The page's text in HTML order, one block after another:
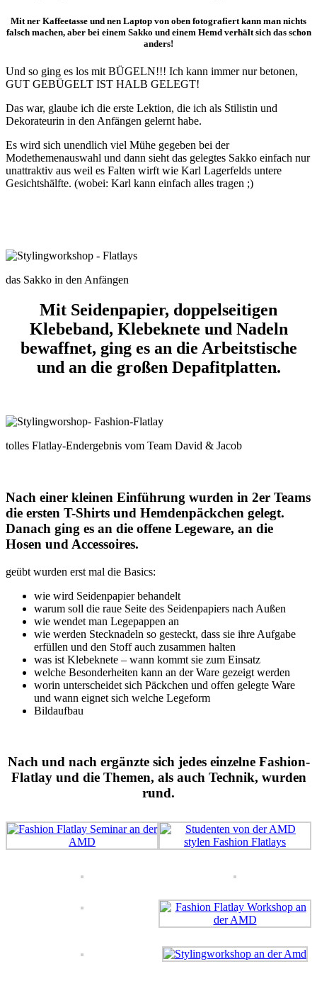
Mit ner Kaffeetasse und nen Laptop von oben fotografiert kann man nichts
falsch machen, aber bei einem Sakko und einem Hemd verhält sich das schon
anders!
Und so ging es los mit BÜGELN!!! Ich kann immer nur betonen,
GUT GEBÜGELT IST HALB GELEGT!
Das war, glaube ich die erste Lektion, die ich als Stilistin und
Dekorateurin in den Anfängen gelernt habe.
Es wird sich unendlich viel Mühe gegeben bei der
Modethemenauswahl und dann sieht das gelegtes Sakko einfach nur
unattraktiv aus weil es Falten wirft wie Karl Lagerfelds untere
Gesichtshälfte. (wobei: Karl kann einfach alles tragen ;)
das Sakko in den Anfängen
Mit Seidenpapier, doppelseitigen
Klebeband, Klebeknete und Nadeln
bewaffnet, ging es an die Arbeitstische
und an die großen Depafitplatten.
tolles Flatlay-Endergebnis vom Team David & Jacob
Nach einer kleinen Einführung wurden in 2er Teams
die ersten T-Shirts und Hemdenpäckchen gelegt.
Danach ging es an die offene Legeware, an die
Hosen und Accessoires.
geübt wurden erst mal die Basics:
wie wird Seidenpapier behandelt
warum soll die raue Seite des Seidenpapiers nach Außen
wie wendet man Legepappen an
wie werden Stecknadeln so gesteckt, dass sie ihre Aufgabe
erfüllen und den Stoff auch zusammen halten
was ist Klebeknete – wann kommt sie zum Einsatz
welche Besonderheiten kann an der Ware gezeigt werden
worin unterscheidet sich Päckchen und offen gelegte Ware
und wann eignet sich welche Legeform
Bildaufbau
Nach und nach ergänzte sich jedes einzelne Fashion-
Flatlay und die Themen, als auch Technik, wurden
rund.